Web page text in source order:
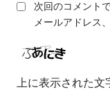
次回のコメント
メールアドレス
上に表示された文